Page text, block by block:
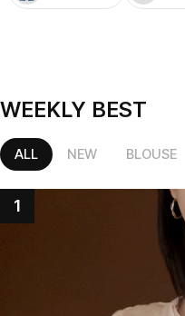
WEEKLY BEST
ALL NEW BLOUSE